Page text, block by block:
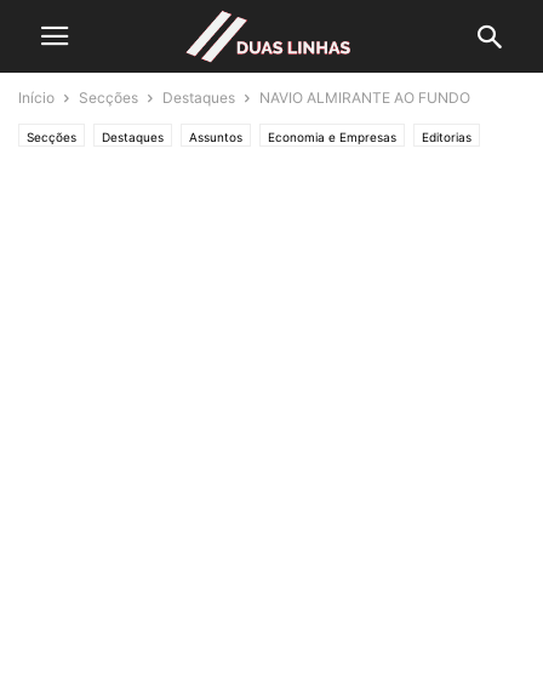
Início Secções Destaques NAVIO ALMIRANTE AO FUNDO
Secções Destaques Assuntos Economia e Empresas Editorias